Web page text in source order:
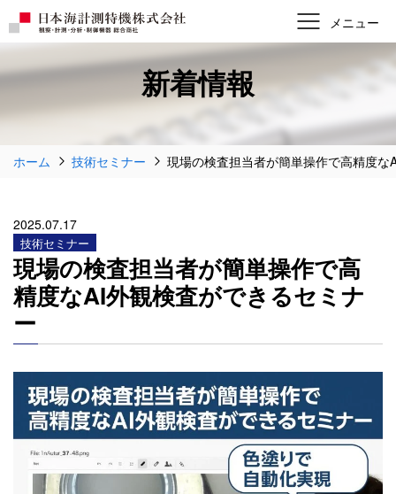
新着情報
ホーム 技術セミナー 現場の検査担当者が簡単操作で高精度
2025.07.17
技術セミナー
現場の検査担当者が簡単操作で高
精度なAI外観検査ができるセミナ
ー